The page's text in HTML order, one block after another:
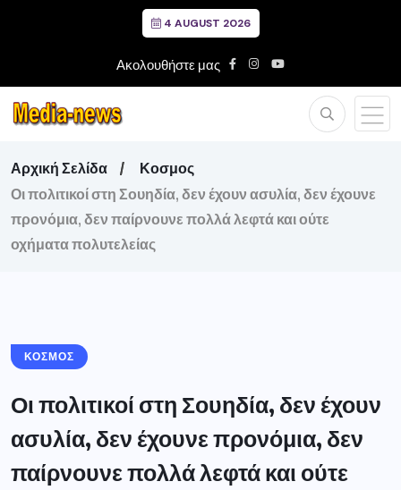
4 AUGUST 2026
Ακολουθήστε μας
Αρχική Σελίδα
Κοσμος
Οι πολιτικοί στη Σουηδία, δεν έχουν ασυλία, δεν έχουνε
προνόμια, δεν παίρνουνε πολλά λεφτά και ούτε
οχήματα πολυτελείας
ΚΟΣΜΟΣ
Οι πολιτικοί στη Σουηδία, δεν έχουν
ασυλία, δεν έχουνε προνόμια, δεν
παίρνουνε πολλά λεφτά και ούτε